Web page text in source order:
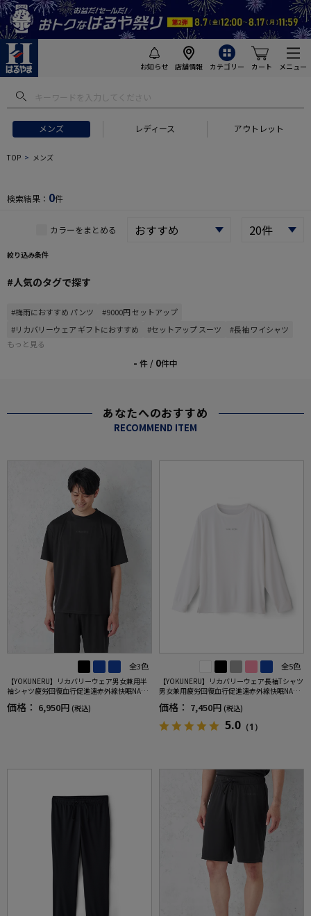
お知らせ 店舗情報 カテゴリー カート メニュー
メンズ レディース アウトレット
フトにおすすめ #セットアップ スーツ
TOP メンズ
検索結果： 0件
カラーをまとめる
絞り込み条件
#人気のタグで探す
#梅雨におすすめ パンツ
#9000円 セットアップ
#リカバリーウェア ギフトにおすすめ
#セットアップ スーツ
#長袖 ワイシャツ
もっと見る
- 件 / 0件中
あなたへのおすすめ
RECOMMEND ITEM
全3色
【YOKUNERU】リカバリーウェア男女兼用半
袖シャツ疲労回復血行促進遠赤外線快眠NANO
MIX(R)【一般医療機器】SS～LLサイズ
価格： 6,950円 (税込)
全5色
【YOKUNERU】リカバリーウェア長袖Tシャツ
男女兼用疲労回復血行促進遠赤外線快眠NANO
MIX(R)【一般医療機器】SS～LLサイズ
価格： 7,450円 (税込)
5.0 （1）